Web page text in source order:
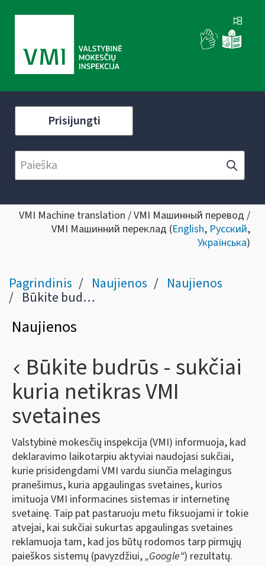
Prisijungti
VMI Machine translation / VMI Машинный перевод /
VMI Машинний переклад (English, Русский,
Українська)
Pagrindinis Naujienos Naujienos
Būkite budrūs - sukčiai kuria netikras VMI svetaines
Naujienos
Būkite budrūs - sukčiai
kuria netikras VMI
svetaines
Valstybinė mokesčių inspekcija (VMI) informuoja, kad
deklaravimo laikotarpiu aktyviai naudojasi sukčiai,
kurie prisidengdami VMI vardu siunčia melagingus
pranešimus, kuria apgaulingas svetaines, kurios
imituoja VMI informacines sistemas ir internetinę
svetainę. Taip pat pastaruoju metu fiksuojami ir tokie
atvejai, kai sukčiai sukurtas apgaulingas svetaines
reklamuoja tam, kad jos būtų rodomos tarp pirmųjų
paieškos sistemų (pavyzdžiui,„Google“) rezultatų.